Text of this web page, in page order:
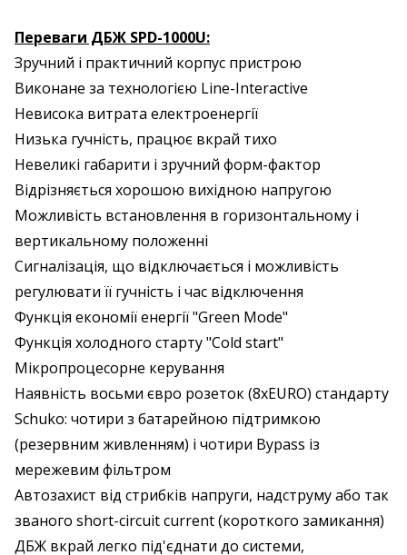
Переваги ДБЖ SPD-1000U:
Зручний і практичний корпус пристрою
Виконане за технологією Line-Interactive
Невисока витрата електроенергії
Низька гучність, працює вкрай тихо
Невеликі габарити і зручний форм-фактор
Відрізняється хорошою вихідною напругою
Можливість встановлення в горизонтальному і
вертикальному положенні
Сигналізація, що відключається і можливість
регулювати її гучність і час відключення
Функція економії енергії "Green Mode"
Функція холодного старту "Cold start"
Мікропроцесорне керування
Наявність восьми євро розеток (8хEURO) стандарту
Schuko: чотири з батарейною підтримкою
(резервним живленням) і чотири Bypass із
мережевим фільтром
Автозахист від стрибків напруги, надструму або так
званого short-circuit current (короткого замикання)
ДБЖ вкрай легко під'єднати до системи,